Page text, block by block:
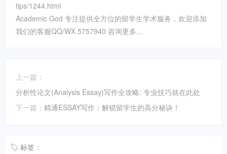
tips/1244.html
Academic God 专注提供全方位的留学生学术服务，欢迎添加
我们的客服QQ/WX 5757940 咨询更多...
上一篇：
分析性论文(Analysis Essay)写作全攻略: 专业技巧就在此处
下一篇： 精通ESSAY写作：解锁留学生的高分秘诀！
标签：